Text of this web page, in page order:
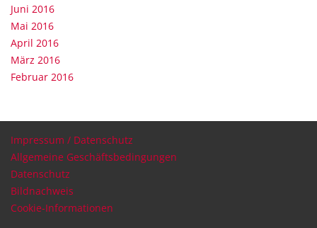
Juni 2016
Mai 2016
April 2016
März 2016
Februar 2016
Impressum / Datenschutz
Allgemeine Geschäftsbedingungen
Datenschutz
Bildnachweis
Cookie-Informationen